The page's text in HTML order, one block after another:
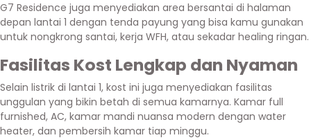
G7 Residence juga menyediakan area bersantai di halaman
depan lantai 1 dengan tenda payung yang bisa kamu gunakan
untuk nongkrong santai, kerja WFH, atau sekadar healing ringan.
Fasilitas Kost Lengkap dan Nyaman
Selain listrik di lantai 1, kost ini juga menyediakan fasilitas
unggulan yang bikin betah di semua kamarnya. Kamar full
furnished, AC, kamar mandi nuansa modern dengan water
heater, dan pembersih kamar tiap minggu.